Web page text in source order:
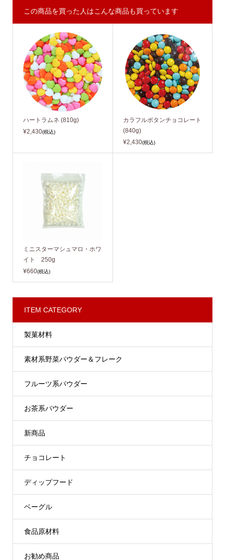
この商品を買った人はこんな商品も買っています
ハートラムネ (810g)
¥2,430(税込)
カラフルボタンチョコレート
(840g)
¥2,430(税込)
ミニスターマシュマロ・ホワ
イト 250g
¥660(税込)
ITEM CATEGORY
製菓材料
素材系野菜パウダー＆フレーク
フルーツ系パウダー
お茶系パウダー
新商品
チョコレート
ディップフード
ベーグル
食品原材料
お勧め商品